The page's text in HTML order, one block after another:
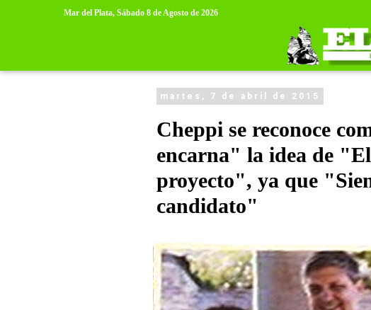
Mar del Plata, Sábado 8 de Agosto de 2026
martes, 7 de abril de 2015
Cheppi se reconoce
encarna" la idea de
proyecto", ya que
candidato"